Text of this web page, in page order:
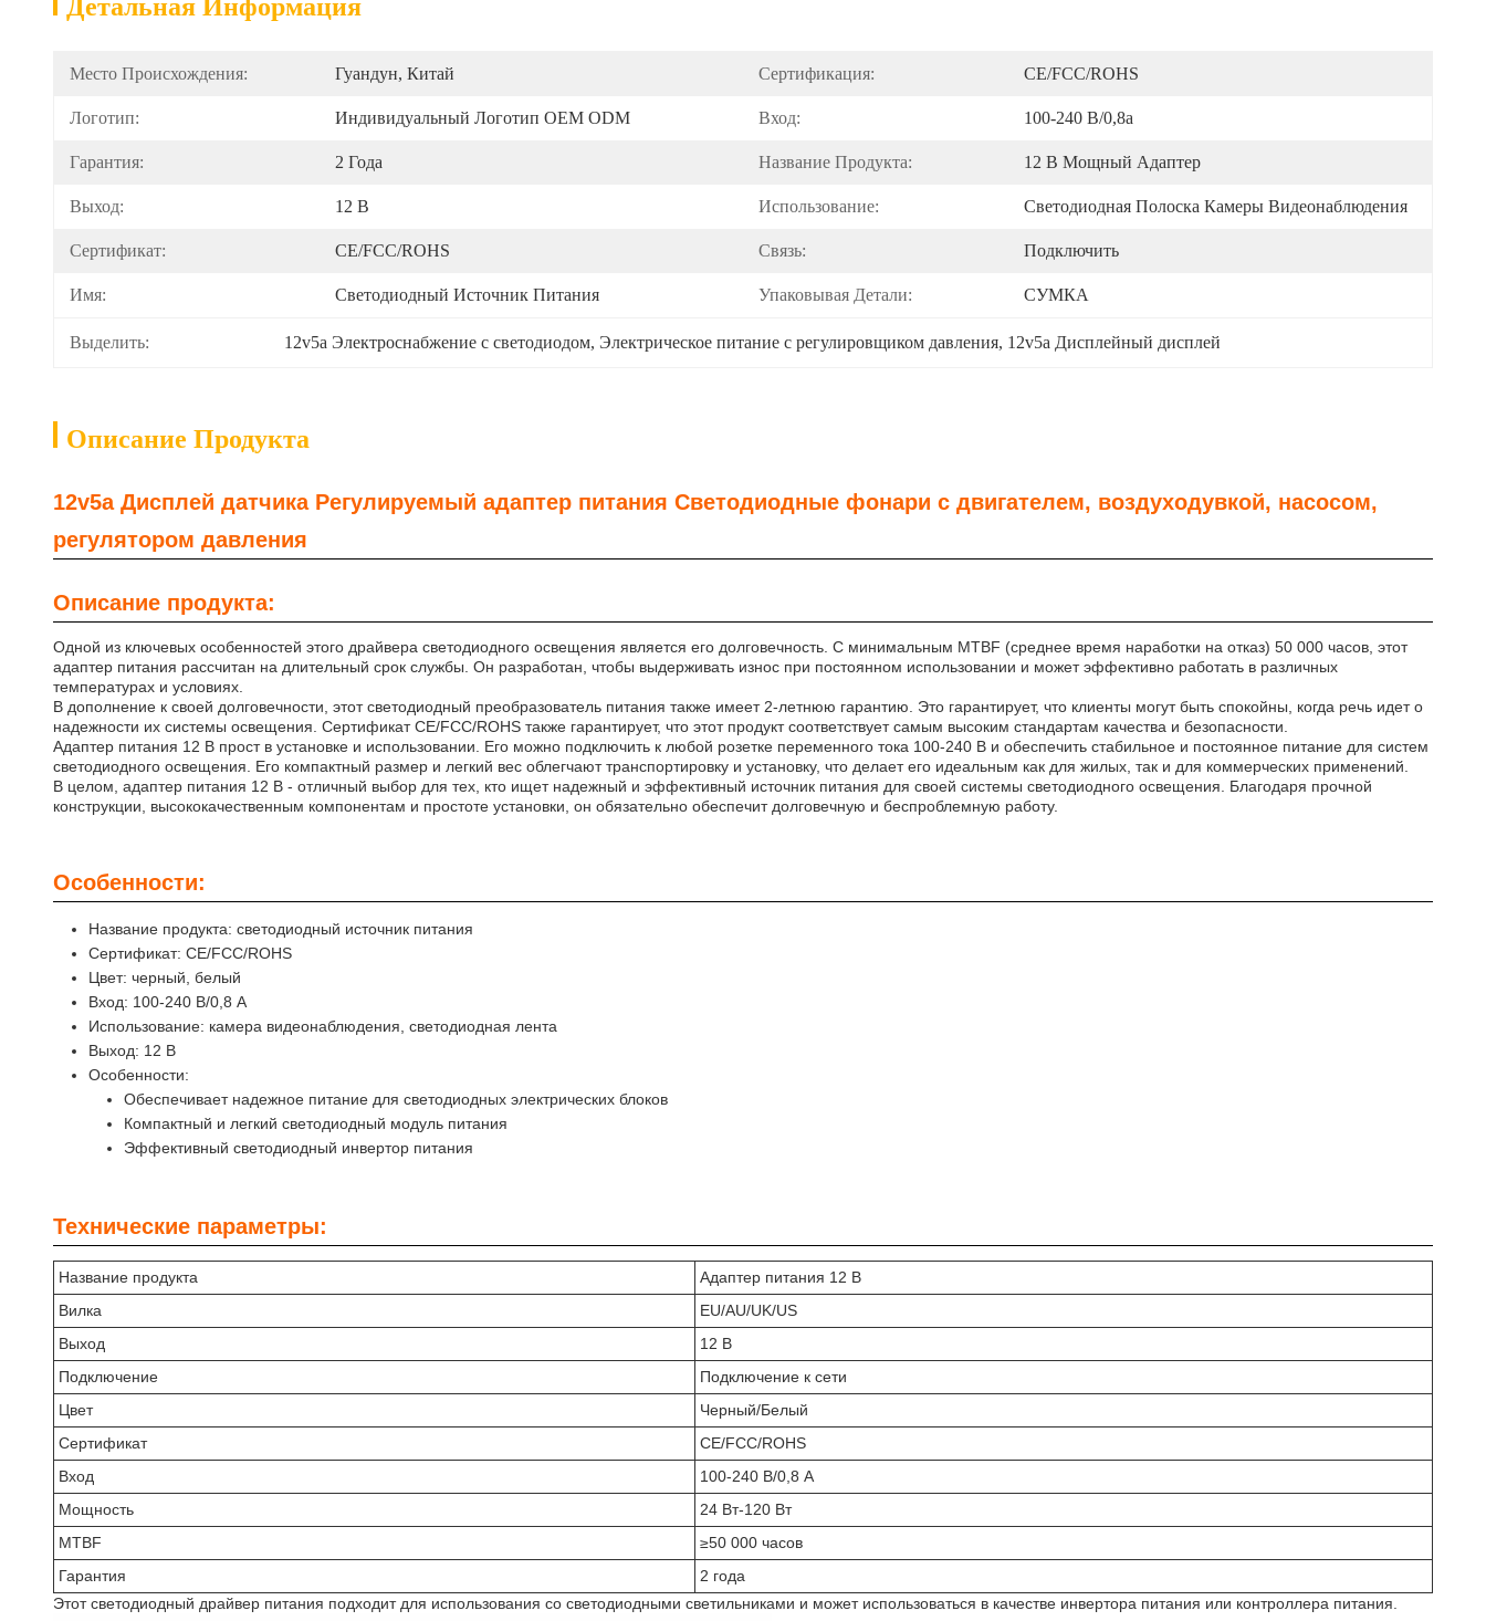
Детальная Информация
Место Происхождения: Гуандун, Китай Сертификация: CE/FCC/ROHS
Логотип: Индивидуальный Логотип OEM ODM Вход: 100-240 В/0,8а
Гарантия: 2 Года Название Продукта: 12 В Мощный Адаптер
Выход: 12 В Использование: Светодиодная Полоска Камеры Видеонаблюдения
Сертификат: CE/FCC/ROHS Связь: Подключить
Имя: Светодиодный Источник Питания Упаковывая Детали: СУМКА
Выделить: 12v5a Электроснабжение с светодиодом, Электрическое питание с регулировщиком давления, 12v5a Дисплейный дисплей
Описание Продукта
12v5a Дисплей датчика Регулируемый адаптер питания Светодиодные фонари с двигателем, воздуходувкой, насосом,
регулятором давления
Описание продукта:
Одной из ключевых особенностей этого драйвера светодиодного освещения является его долговечность. С минимальным MTBF (среднее время наработки на отказ) 50 000 часов, этот
адаптер питания рассчитан на длительный срок службы. Он разработан, чтобы выдерживать износ при постоянном использовании и может эффективно работать в различных
температурах и условиях.
В дополнение к своей долговечности, этот светодиодный преобразователь питания также имеет 2-летнюю гарантию. Это гарантирует, что клиенты могут быть спокойны, когда речь идет о
надежности их системы освещения. Сертификат CE/FCC/ROHS также гарантирует, что этот продукт соответствует самым высоким стандартам качества и безопасности.
Адаптер питания 12 В прост в установке и использовании. Его можно подключить к любой розетке переменного тока 100-240 В и обеспечить стабильное и постоянное питание для систем
светодиодного освещения. Его компактный размер и легкий вес облегчают транспортировку и установку, что делает его идеальным как для жилых, так и для коммерческих применений.
В целом, адаптер питания 12 В - отличный выбор для тех, кто ищет надежный и эффективный источник питания для своей системы светодиодного освещения. Благодаря прочной
конструкции, высококачественным компонентам и простоте установки, он обязательно обеспечит долговечную и беспроблемную работу.
Особенности:
Название продукта: светодиодный источник питания
Сертификат: CE/FCC/ROHS
Цвет: черный, белый
Вход: 100-240 В/0,8 А
Использование: камера видеонаблюдения, светодиодная лента
Выход: 12 В
Особенности:
Обеспечивает надежное питание для светодиодных электрических блоков
Компактный и легкий светодиодный модуль питания
Эффективный светодиодный инвертор питания
Технические параметры:
Название продукта
Адаптер питания 12 В
Вилка
EU/AU/UK/US
Выход
12 В
Подключение
Подключение к сети
Цвет
Черный/Белый
Сертификат
CE/FCC/ROHS
Вход
100-240 В/0,8 А
Мощность
24 Вт-120 Вт
MTBF
≥50 000 часов
Гарантия
2 года
Этот светодиодный драйвер питания подходит для использования со светодиодными светильниками и может использоваться в качестве инвертора питания или контроллера питания.